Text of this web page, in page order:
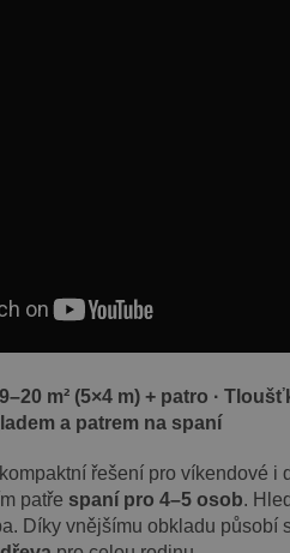
m² (5×4 m) + patro ·
a patrem na spaní
řešení pro víkendové i
patře spaní pro 4–5 osob.
Díky vnějšímu obkladu působí